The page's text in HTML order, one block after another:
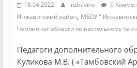
18.04.2022 inzhavino
0
Инжавинский район, МБОУ "
Чемпионат области по настольному
Педагоги дополнительного
Куликова М.В. ( «Тамбовский